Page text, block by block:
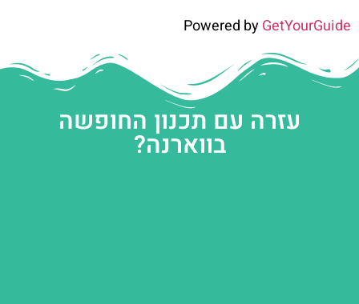
Powered byGetYourGuide
עזרה עם תכנון החופשה
בווארנה?